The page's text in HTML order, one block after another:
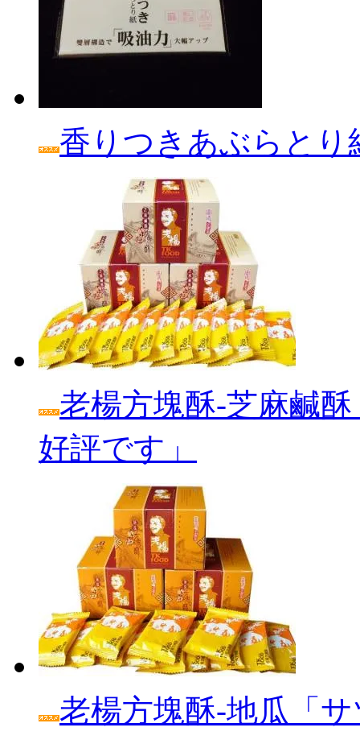
香りつきあぶらとり
老楊方塊酥‐芝麻鹹
好評です」
老楊方塊酥‐地瓜「